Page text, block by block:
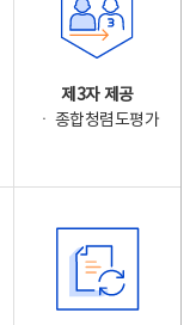
제3자 제공
ㆍ 종합청렴도평가